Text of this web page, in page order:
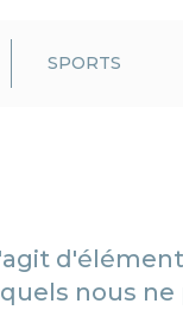
SPORTS
nous ne